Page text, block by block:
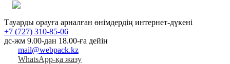
Тауарды орауға арналған өнімдердің интернет-дүкені
+7 (727) 310-85-06
дс-жм 9.00-дан 18.00-ға дейін
mail@webpack.kz
WhatsApp-қа жазу